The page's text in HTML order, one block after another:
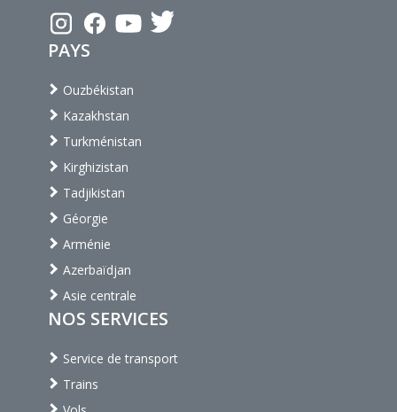
PAYS
Ouzbékistan
Kazakhstan
Turkménistan
Kirghizistan
Tadjikistan
Géorgie
Arménie
Azerbaïdjan
Asie centrale
NOS SERVICES
Service de transport
Trains